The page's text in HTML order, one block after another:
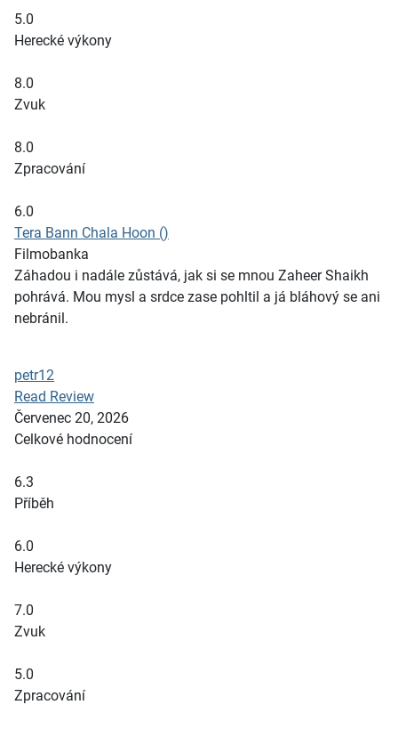
5.0
Herecké výkony
8.0
Zvuk
8.0
Zpracování
6.0
Tera Bann Chala Hoon ()
Filmobanka
Záhadou i nadále zůstává, jak si se mnou Zaheer Shaikh
pohrává. Mou mysl a srdce zase pohltil a já bláhový se ani
nebránil.
petr12
Read Review
Červenec 20, 2026
Celkové hodnocení
6.3
Příběh
6.0
Herecké výkony
7.0
Zvuk
5.0
Zpracování